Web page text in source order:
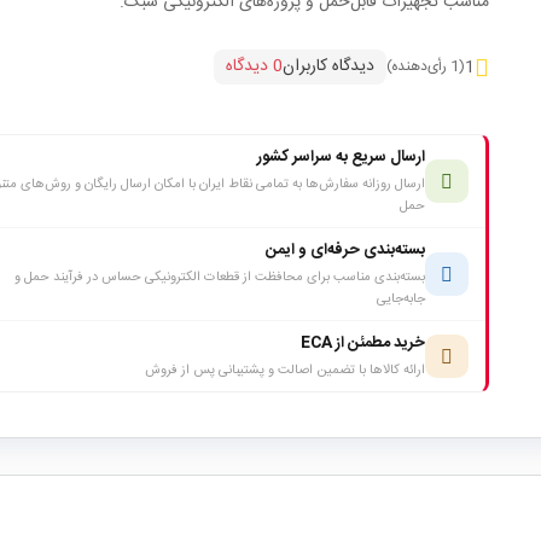
1(1 رأی‌دهنده) دیدگاه کاربران0 دیدگاه
ارسال سریع به سراسر کشور
ارسال روزانه سفارش‌ها به تمامی نقاط ایران با امکان ارسال رایگان و روش‌های
حمل
بسته‌بندی حرفه‌ای و ایمن
بسته‌بندی مناسب برای محافظت از قطعات الکترونیکی حساس در فرآیند حمل و
جابه‌جایی
خرید مطمئن از ECA
ارائه کالاها با تضمین اصالت و پشتیبانی پس از فروش